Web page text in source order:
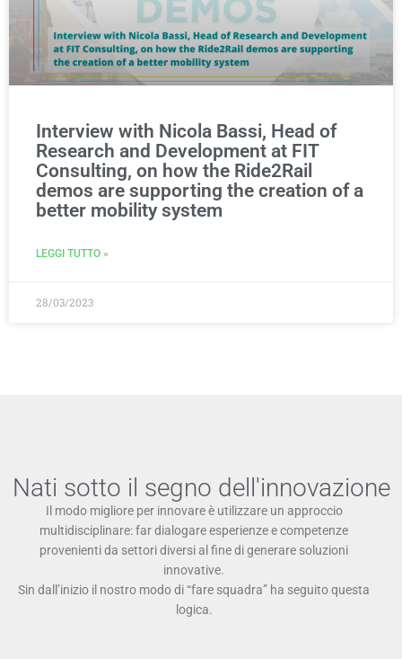
Interview with Nicola Bassi, Head of
Research and Development at FIT
Consulting, on how the Ride2Rail
demos are supporting the creation of a
better mobility system
LEGGI TUTTO »
28/03/2023
Nati sotto il segno dell'innovazione
Il modo migliore per innovare è utilizzare un approccio
multidisciplinare: far dialogare esperienze e competenze
provenienti da settori diversi al fine di generare soluzioni
innovative.
Sin dall’inizio il nostro modo di “fare squadra” ha seguito questa
logica.